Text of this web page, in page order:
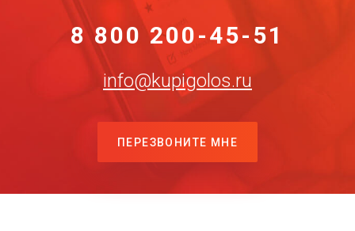
8 800 200-45-51
info@kupigolos.ru
ПЕРЕЗВОНИТЕ МНЕ